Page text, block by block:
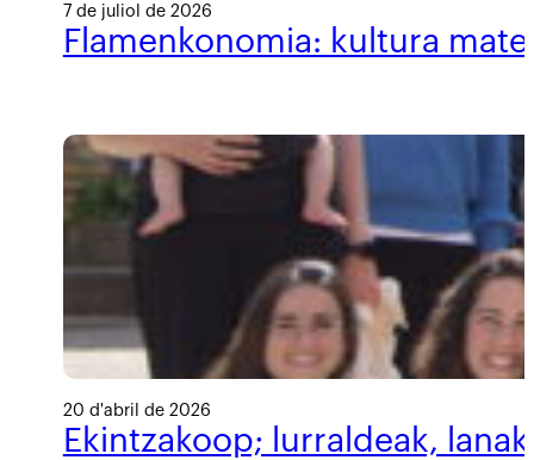
7 de juliol de 2026
Flamenkonomia: kultura
20 d'abril de 2026
Ekintzakoop; lurraldeak,